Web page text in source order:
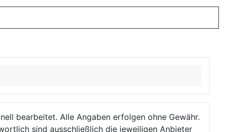
bearbeitet. Alle Angaben erfolgen ohne Gewähr.
sind ausschließlich die jeweiligen Anbieter